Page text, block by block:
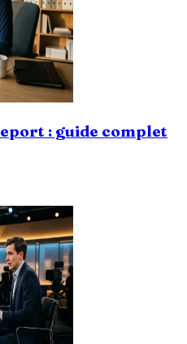
: guide complet